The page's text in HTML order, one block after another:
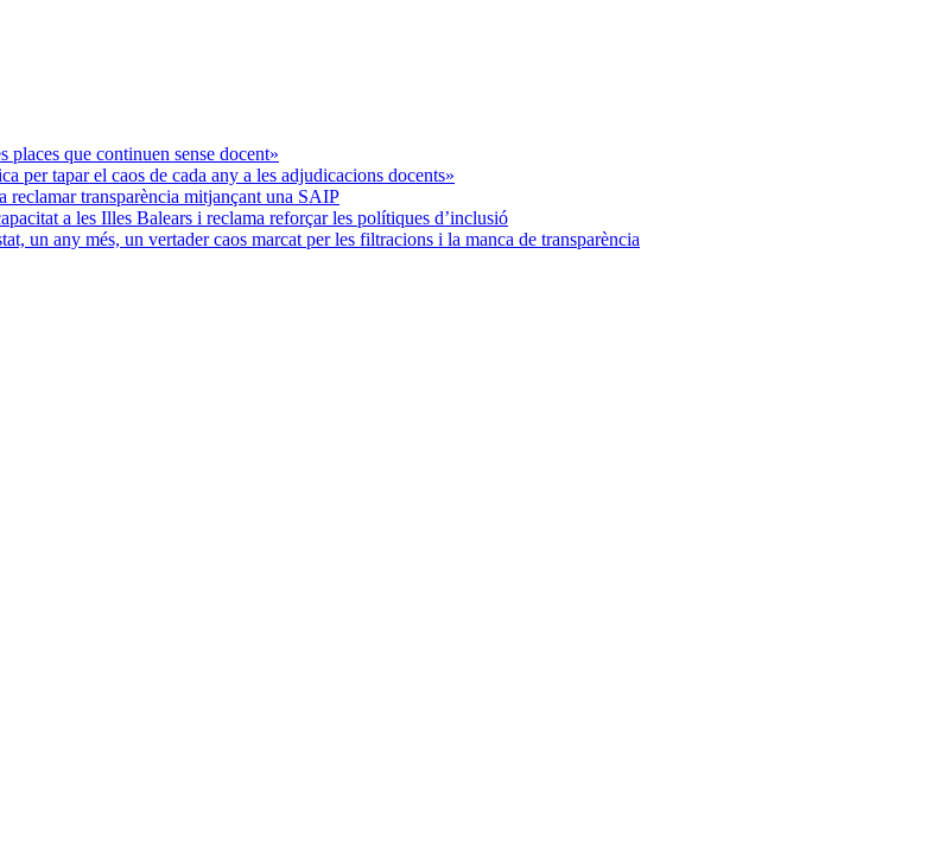
que continuen sense docent»
per tapar el caos de cada any a les adjudicacions docents»
transparència mitjançant una SAIP
a les Illes Balears i reclama reforçar les polítiques d’inclusió
un any més, un vertader caos marcat per les filtracions i la manca de transparència